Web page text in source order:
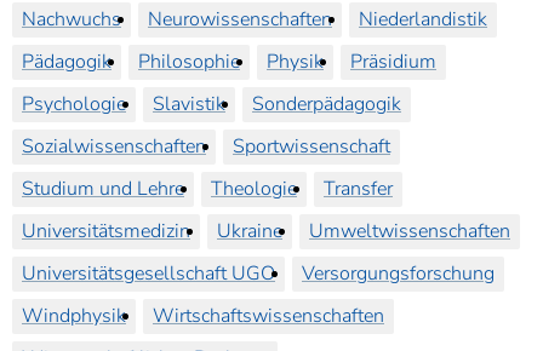
Nachwuchs
Neurowissenschaften
Niederlandistik
Pädagogik
Philosophie Physik
Präsidium
Psychologie
Slavistik
Sonderpädagogik
Sozialwissenschaften
Sportwissenschaft
Studium und Lehre
Theologie
Transfer
Universitätsmedizin
Ukraine
Umweltwissenschaften
Universitätsgesellschaft UGO
Versorgungsforschung
Windphysik
Wirtschaftswissenschaften